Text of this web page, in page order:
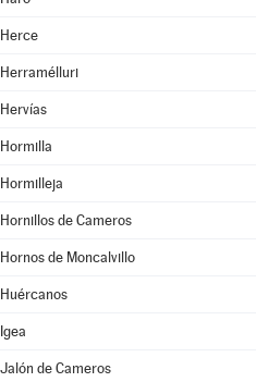
Herce
Herramélluri
Hervías
Hormilla
Hormilleja
Hornillos de Cameros
Hornos de Moncalvillo
Huércanos
Igea
Jalón de Cameros